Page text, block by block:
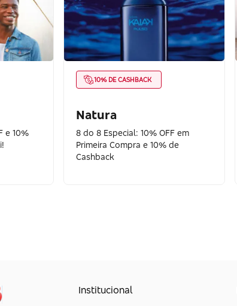
e 10%
10% DE CASHBACK
Natura
8 do 8 Especial: 10% OFF em
Primeira Compra e 10% de
Cashback
Institucional